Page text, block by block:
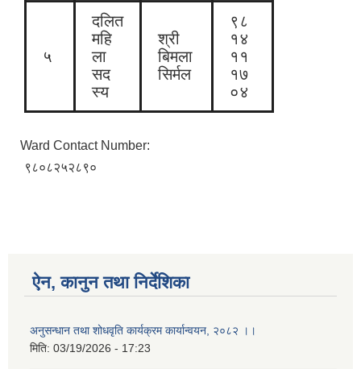
५
दलित
महि
ला
सद
स्य
श्री
बिमला
सिर्मल
९८
१४
११
१७
०४
Ward Contact Number:
९८०८२५२८९०
ऐन, कानुन तथा निर्देशिका
अनुसन्धान तथा शोधवृति कार्यक्रम कार्यान्वयन, २०८२ ।।
मिति: 03/19/2026 - 17:23